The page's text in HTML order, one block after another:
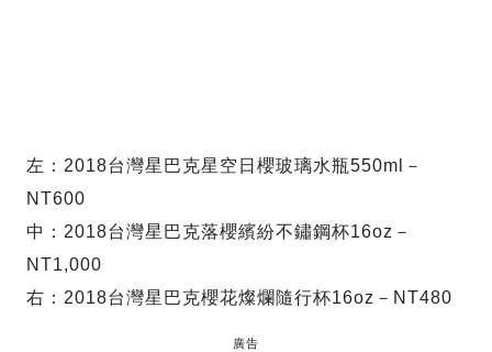
左：2018台灣星巴克星空日櫻玻璃水瓶550ml－
NT600
中：2018台灣星巴克落櫻繽紛不鏽鋼杯16oz－
NT1,000
右：2018台灣星巴克櫻花燦爛隨行杯16oz－NT480
廣告